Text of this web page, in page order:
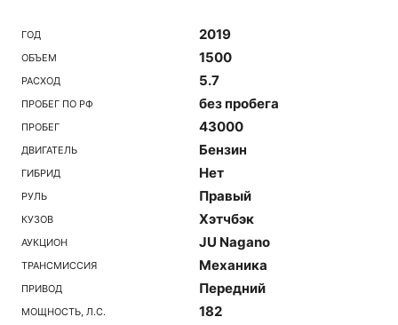
ГОД 2019
ОБЪЕМ 1500
РАСХОД 5.7
ПРОБЕГ ПО РФ без пробега
ПРОБЕГ 43000
ДВИГАТЕЛЬ Бензин
ГИБРИД Нет
РУЛЬ Правый
КУЗОВ Хэтчбэк
АУКЦИОН JU Nagano
ТРАНСМИССИЯ Механика
ПРИВОД Передний
МОЩНОСТЬ, Л.С. 182